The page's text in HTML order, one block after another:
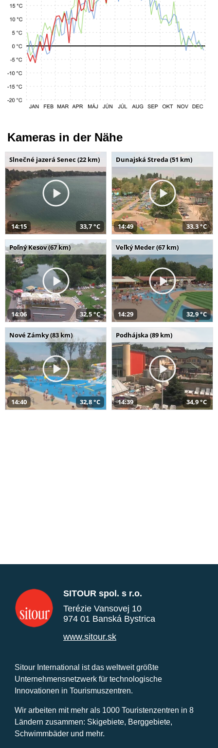
Kameras in der Nähe
Slnečné jazerá Senec (22 km)
14:15 33,7 °C
Dunajská Streda (51 km)
14:49 33,3 °C
Poľný Kesov (67 km)
14:06 32,5 °C
Veľký Meder (67 km)
14:29 32,9 °C
Nové Zámky (83 km)
14:40 32,8 °C
Podhájska (89 km)
14:39 34,9 °C
SITOUR spol. s r.o.
Terézie Vansovej 10
974 01 Banská Bystrica
www.sitour.sk
Sitour International ist das weltweit größte
Unternehmensnetzwerk für technologische
Innovationen in Tourismuszentren.
Wir arbeiten mit mehr als 1000 Touristenzentren in 8
Ländern zusammen: Skigebiete, Berggebiete,
Schwimmbäder und mehr.